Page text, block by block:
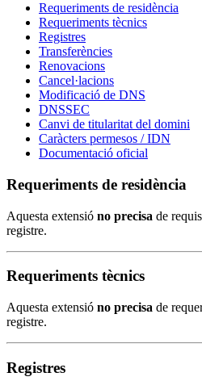
Requeriments de residència
Requeriments tècnics
Registres
Transferències
Renovacions
Cancel·lacions
Modificació de DNS
DNSSEC
Canvi de titularitat del domini
Caràcters permesos / IDN
Documentació oficial
Requeriments de residència
Aquesta extensió no precisa de
registre.
Requeriments tècnics
Aquesta extensió no precisa de
registre.
Registres